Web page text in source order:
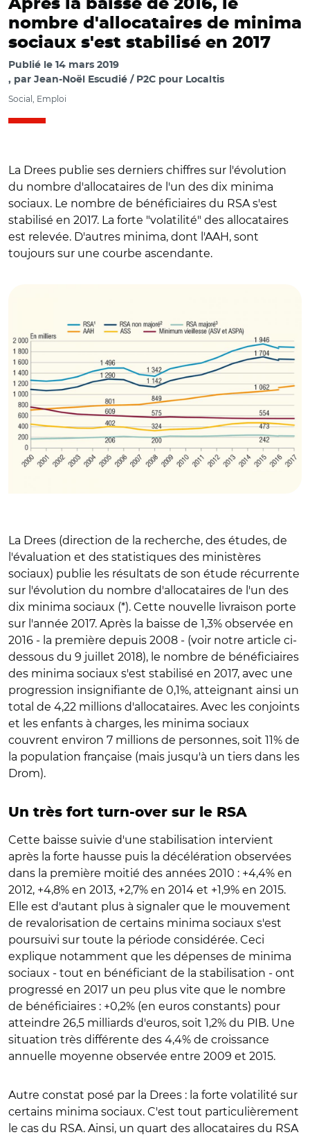
Après la baisse de 2016, le
nombre d'allocataires de minima
sociaux s'est stabilisé en 2017
Publié le 14 mars 2019
par Jean-Noël Escudié / P2C pour Localtis
Social, Emploi
La Drees publie ses derniers chiffres sur l'évolution
du nombre d'allocataires de l'un des dix minima
sociaux. Le nombre de bénéficiaires du RSA s'est
stabilisé en 2017. La forte "volatilité" des allocataires
est relevée. D'autres minima, dont l'AAH, sont
toujours sur une courbe ascendante.
La Drees (direction de la recherche, des études, de
l'évaluation et des statistiques des ministères
sociaux) publie les résultats de son étude récurrente
sur l'évolution du nombre d'allocataires de l'un des
dix minima sociaux (*). Cette nouvelle livraison porte
sur l'année 2017. Après la baisse de 1,3% observée en
2016 - la première depuis 2008 - (voir notre article ci-
dessous du 9 juillet 2018), le nombre de bénéficiaires
des minima sociaux s'est stabilisé en 2017, avec une
progression insignifiante de 0,1%, atteignant ainsi un
total de 4,22 millions d'allocataires. Avec les conjoints
et les enfants à charges, les minima sociaux
couvrent environ 7 millions de personnes, soit 11% de
la population française (mais jusqu'à un tiers dans les
Drom).
Un très fort turn-over sur le RSA
Cette baisse suivie d'une stabilisation intervient
après la forte hausse puis la décélération observées
dans la première moitié des années 2010 : +4,4% en
2012, +4,8% en 2013, +2,7% en 2014 et +1,9% en 2015.
Elle est d'autant plus à signaler que le mouvement
de revalorisation de certains minima sociaux s'est
poursuivi sur toute la période considérée. Ceci
explique notamment que les dépenses de minima
sociaux - tout en bénéficiant de la stabilisation - ont
progressé en 2017 un peu plus vite que le nombre
de bénéficiaires : +0,2% (en euros constants) pour
atteindre 26,5 milliards d'euros, soit 1,2% du PIB. Une
situation très différente des 4,4% de croissance
annuelle moyenne observée entre 2009 et 2015.
Autre constat posé par la Drees : la forte volatilité sur
certains minima sociaux. C'est tout particulièrement
le cas du RSA. Ainsi, un quart des allocataires du RSA